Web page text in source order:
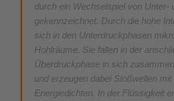
durch ein Wechselspiel von Unter-
gekennzeichnet. Durch die hohe
sich in den Unterdruckphasen
Hohlräume. Sie fallen in der
Überdruckphase in sich
und erzeugen dabei Stoßwellen mit
Energiedichten. In der Flüssigkeit